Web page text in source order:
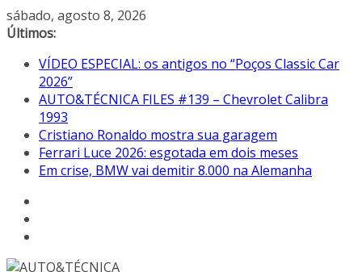
Pular
para
conteúdo
sábado, agosto 8, 2026
Últimos:
VÍDEO ESPECIAL: os antigos no “Poços Classic Car
2026”
AUTO&TÉCNICA FILES #139 – Chevrolet Calibra
1993
Cristiano Ronaldo mostra sua garagem
Ferrari Luce 2026: esgotada em dois meses
Em crise, BMW vai demitir 8.000 na Alemanha